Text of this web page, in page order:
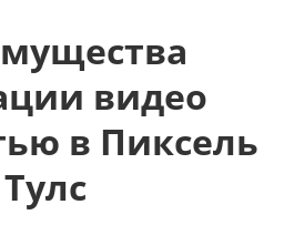
видео
в Пиксель
Тулс